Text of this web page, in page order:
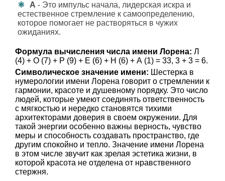
А - Это импульс начала, лидерская искра и
естественное стремление к самоопределению,
которое помогает не растворяться в чужих
ожиданиях.
Формула вычисления числа имени Лорена: Л
(4) + О (7) + Р (9) + Е (6) + Н (6) + А (1) = 33, 3 + 3 = 6.
Символическое значение имени: Шестерка в
нумерологии имени Лорена говорит о стремлении к
гармонии, красоте и душевному порядку. Это число
людей, которые умеют соединять ответственность
с мягкостью и нередко становятся тихими
архитекторами доверия в своем окружении. Для
такой энергии особенно важны верность, чувство
меры и способность создавать пространство, где
другим спокойно и тепло. Значение имени Лорена
в этом числе звучит как зрелая эстетика жизни, в
которой красота не отделена от нравственного
стержня.